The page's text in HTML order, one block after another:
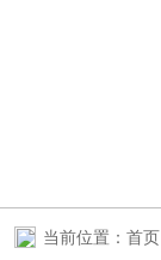
当前位置： 首页